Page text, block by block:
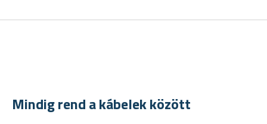
Mindig rend a kábelek között